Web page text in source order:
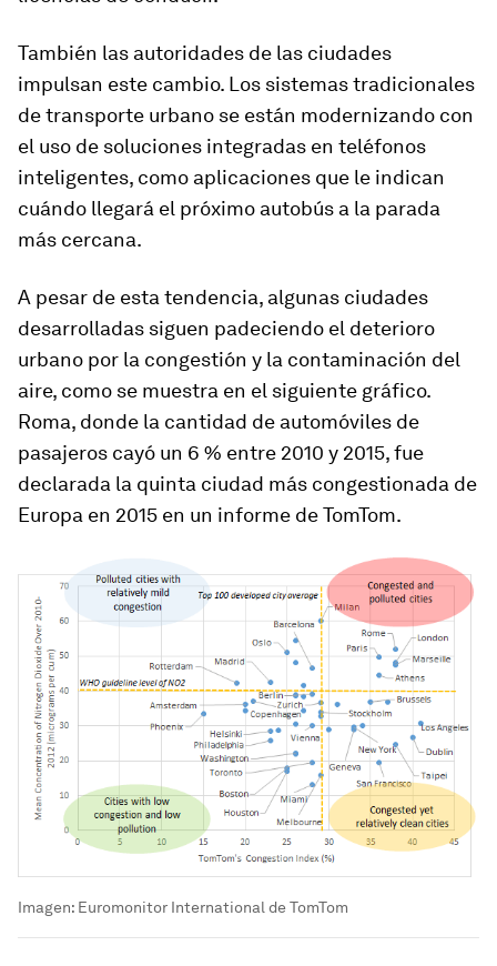
También las autoridades de las ciudades
impulsan este cambio. Los sistemas tradicionales
de transporte urbano se están modernizando con
el uso de soluciones integradas en teléfonos
inteligentes, como aplicaciones que le indican
cuándo llegará el próximo autobús a la parada
más cercana.
A pesar de esta tendencia, algunas ciudades
desarrolladas siguen padeciendo el deterioro
urbano por la congestión y la contaminación del
aire, como se muestra en el siguiente gráfico.
Roma, donde la cantidad de automóviles de
pasajeros cayó un 6 % entre 2010 y 2015, fue
declarada la quinta ciudad más congestionada de
Europa en 2015 en un informe de TomTom.
Imagen: Euromonitor International de TomTom